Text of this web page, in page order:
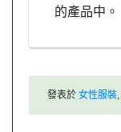
的產品中。
發表於 女性服裝